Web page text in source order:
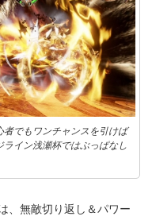
でもワンチャンスを引けば
イン浅瀬杯ではぶっぱなし
、無敵切り返し＆パワー